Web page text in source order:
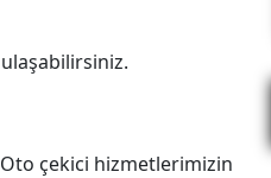
çekici hizmetlerimizin